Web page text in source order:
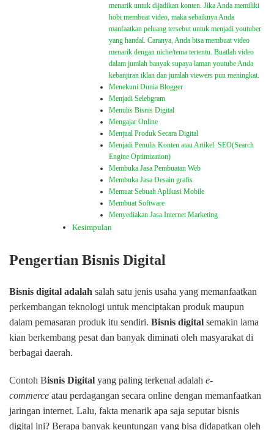
menarik untuk dijadikan konten. Jika Anda memiliki
hobi membuat video, maka sebaiknya Anda
manfaatkan peluang tersebut untuk menjadi youtuber
yang handal. Caranya, Anda bisa membuat video
menarik dengan niche/tema tertentu. Buatlah video
dalam jumlah banyak supaya laman youtube Anda
kebanjiran iklan dan jumlah viewers pun meningkat.
Menekuni Dunia Blogger
Menjadi Selebgram
Menulis Bisnis Digital
Mengajar Online
Menjual Produk Secara Digital
Menjadi Penulis Konten atau Artikel SEO(Search
Engine Optimization)
Membuka Jasa Pembuatan Web
Membuka Jasa Desain grafis
Memuat Sebuah Aplikasi Mobile
Membuat Software
Menyediakan Jasa Internet Marketing
Kesimpulan
Pengertian Bisnis Digital
Bisnis digital adalah salah satu jenis usaha yang memanfaatkan
perkembangan teknologi untuk menciptakan produk maupun
dalam pemasaran produk itu sendiri. Bisnis digital semakin lama
kian berkembang pesat dan banyak diminati oleh masyarakat di
berbagai daerah.
Contoh Bisnis Digital yang paling terkenal adalah e-
commerce atau perdagangan secara online dengan memanfaatkan
jaringan internet. Lalu, fakta menarik apa saja seputar bisnis
digital ini? Berapa banyak keuntungan yang bisa didapatkan oleh